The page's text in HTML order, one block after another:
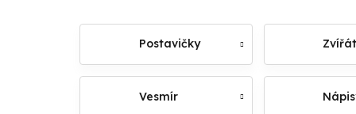
Postavičky
Vesmír